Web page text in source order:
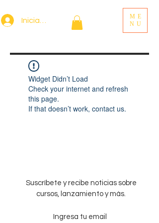
Iniciar sesión
ME
NU
Widget Didn’t Load
Check your internet and refresh
this page.
If that doesn’t work, contact us.
Suscríbete y recibe noticias sobre
cursos, lanzamiento y más.